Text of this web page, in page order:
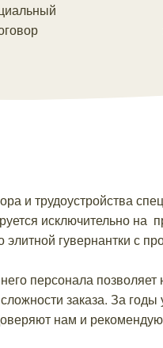
и трудоустройства
исключительно на
гувернантки с
персонала позволяет
заказа. За
нам и